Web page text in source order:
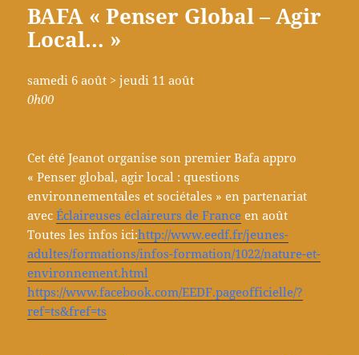
BAFA « Penser Global – Agir
Local… »
samedi 6 août > jeudi 11 août
0h00
Cet été Jeanot organise son premier Bafa appro
« Penser global, agir local : questions
environnementales et sociétales » en partenariat
avecÉclaireuses éclaireurs de France en août
Toutes les infos ici:http://www.eedf.fr/jeunes-
adultes/formations/infos-formation/1022/nature-et-
environnement.html
https://www.facebook.com/EEDF.pageofficielle/?
ref=ts&fref=ts